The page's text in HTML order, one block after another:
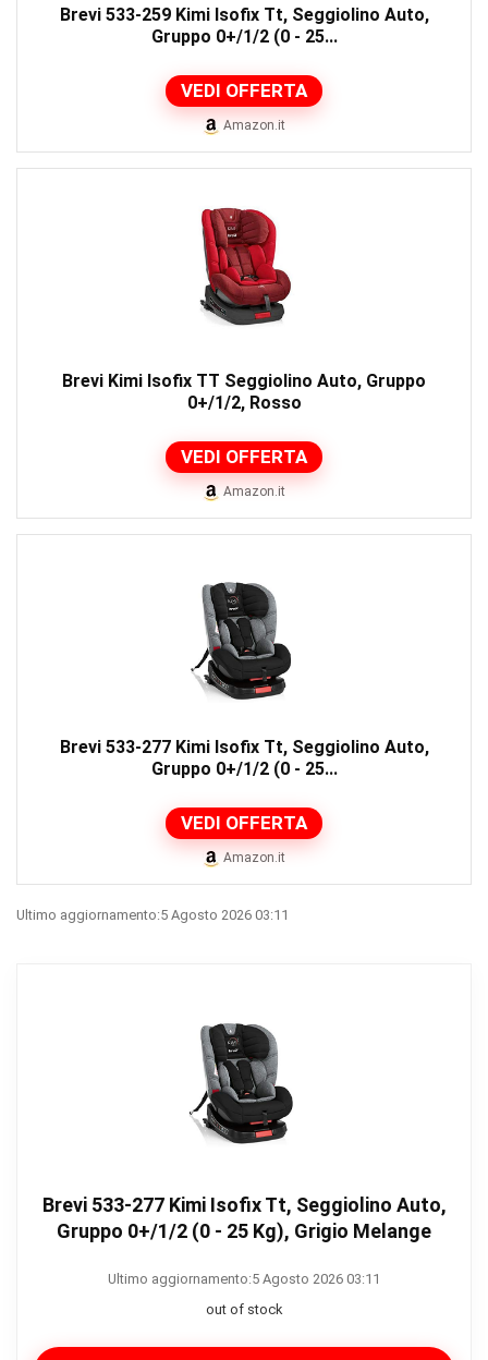
Brevi 533-259 Kimi Isofix Tt, Seggiolino Auto,
Gruppo 0+/1/2 (0 - 25...
VEDI OFFERTA
Amazon.it
Brevi Kimi Isofix TT Seggiolino Auto, Gruppo
0+/1/2, Rosso
VEDI OFFERTA
Amazon.it
Brevi 533-277 Kimi Isofix Tt, Seggiolino Auto,
Gruppo 0+/1/2 (0 - 25...
VEDI OFFERTA
Amazon.it
Ultimo aggiornamento:5 Agosto 2026 03:11
Brevi 533-277 Kimi Isofix Tt, Seggiolino Auto,
Gruppo 0+/1/2 (0 - 25 Kg), Grigio Melange
Ultimo aggiornamento:5 Agosto 2026 03:11
out of stock